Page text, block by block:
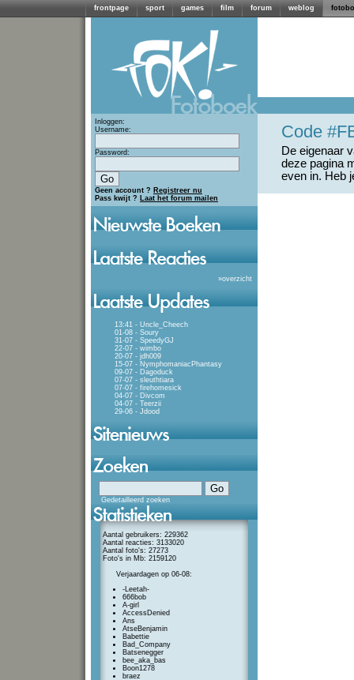
frontpage sport games film forum weblog
Inloggen:
Username:
Password:
Geen account ? Registreer nu
Pass kwijt ? Laat het forum mailen
»overzicht
13:41 - Uncle_Cheech
01-08 - Soury
31-07 - SpeedyGJ
22-07 - wimbo
20-07 - jdh009
15-07 - NymphomaniacPhantasy
09-07 - Dagoduck
07-07 - sleuthtiara
07-07 - firehomesick
04-07 - Divcom
04-07 - Teerzii
29-06 - Jdood
Gedetailleerd zoeken
Aantal gebruikers: 229362
Aantal reacties: 3133020
Aantal foto's: 27273
Foto's in Mb: 2159120
Verjaardagen op 06-08:
-Leetah-
666bob
A-girl
AccessDenied
Ans
AtseBenjamin
Babettie
Bad_Company
Batsenegger
bee_aka_bas
Boon1278
braez
Code
De eigenaar
deze pagina
even in. Heb